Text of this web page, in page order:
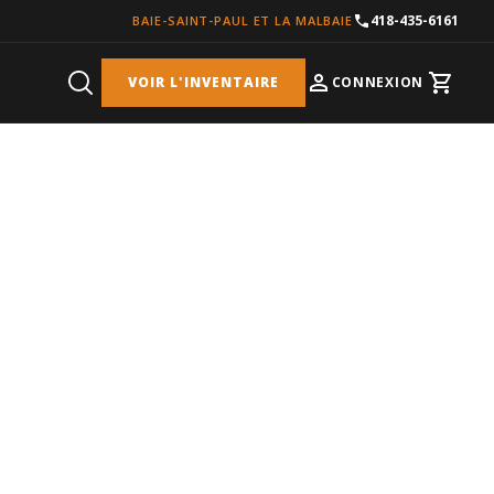
BAIE-SAINT-PAUL ET LA MALBAIE 418-435-6161
VOIR L'INVENTAIRE CONNEXION Cart